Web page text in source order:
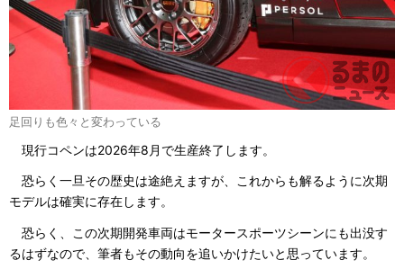
足回りも色々と変わっている
現行コペンは2026年8月で生産終了します。
恐らく一旦その歴史は途絶えますが、これからも解るように次期
モデルは確実に存在します。
恐らく、この次期開発車両はモータースポーツシーンにも出没す
るはずなので、筆者もその動向を追いかけたいと思っています。